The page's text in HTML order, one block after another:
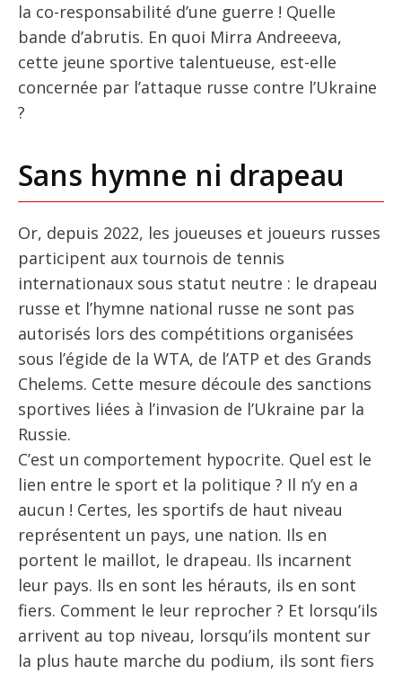
la co-responsabilité d’une guerre ! Quelle
bande d’abrutis. En quoi Mirra Andreeeva,
cette jeune sportive talentueuse, est-elle
concernée par l’attaque russe contre l’Ukraine
?
Sans hymne ni drapeau
Or, depuis 2022, les joueuses et joueurs russes
participent aux tournois de tennis
internationaux sous statut neutre : le drapeau
russe et l’hymne national russe ne sont pas
autorisés lors des compétitions organisées
sous l’égide de la WTA, de l’ATP et des Grands
Chelems. Cette mesure découle des sanctions
sportives liées à l’invasion de l’Ukraine par la
Russie.
C’est un comportement hypocrite. Quel est le
lien entre le sport et la politique ? Il n’y en a
aucun ! Certes, les sportifs de haut niveau
représentent un pays, une nation. Ils en
portent le maillot, le drapeau. Ils incarnent
leur pays. Ils en sont les hérauts, ils en sont
fiers. Comment le leur reprocher ? Et lorsqu’ils
arrivent au top niveau, lorsqu’ils montent sur
la plus haute marche du podium, ils sont fiers